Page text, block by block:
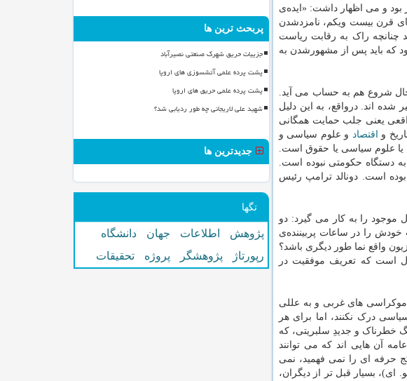
و می اظهار داشت: «ایده‌ی
قرن بیست ویکم، نامزدشدن
راک به رقابت ریاست
که باید پس از مشهورشدن به
حال شروع هم به حساب می آید.
اند. درواقع، به این دلیل
یعنی جلب حمایت همگانی
و
اقتصاد و علوم سیاسی و
یا علوم سیاسی یا حقوق است.
به دستگاه حکومتی نبوده است.
است. دونالد ترامپ رئیس
را به کار می گیرد: دو
را در ساعات پربیننده‌ی
واقع نما طور دیگری باشد؟
است که تعریف موفقیت در
های غربی و به عللی
درک نکنند، اما برای هر
خطرناک و جدیدِ سلبریتی، که
فرهنگ عامه آن هایی اند که می توانند
حرفه ای را نمی فهمید، نمی
ای)، بسیار قبل تر از دیگران،
پربحث ترین ها
جزییات حریق شهرک صنعتی نصیرآباد
پشت پرده علمی آتشسوزی های اروپا
پشت پرده علمی حریق های اروپا
شهید علی لاریجانی چه طور ردیابی شد؟
جدیدترین ها
تگها
پژوهش اطلاعات جهان
دانشگاه
رپورتاژ
پژوهشگر پروژه تحقیقات